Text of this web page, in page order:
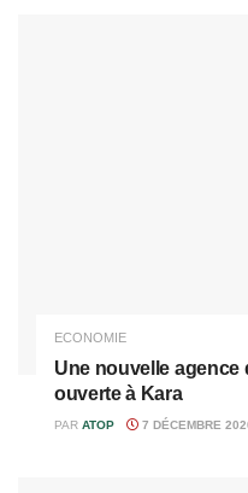
ECONOMIE
Une nouvelle agence
ouverte à Kara
PAR ATOP 7 DÉCEMBRE